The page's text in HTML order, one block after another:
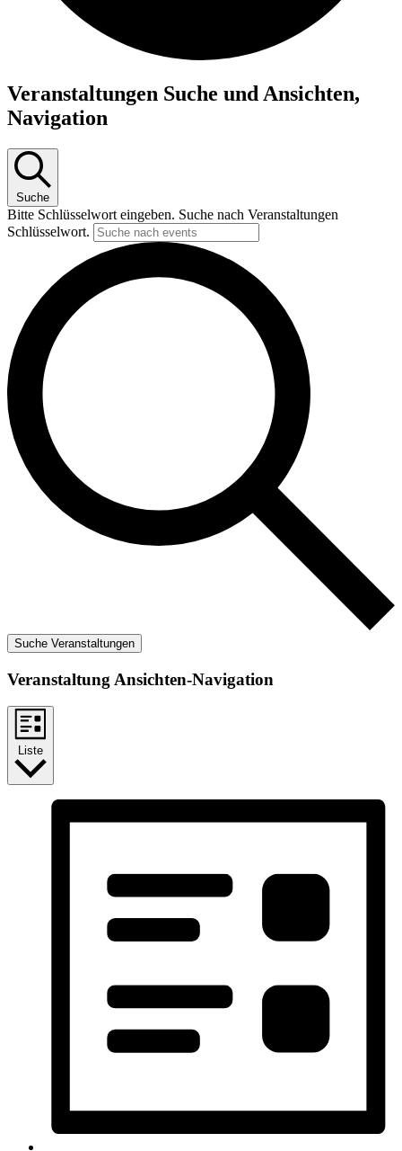
Veranstaltungen Suche und Ansichten,
Navigation
Suche
Bitte Schlüsselwort eingeben. Suche nach Veranstaltungen
Schlüsselwort.
Suche Veranstaltungen
Veranstaltung Ansichten-Navigation
Liste